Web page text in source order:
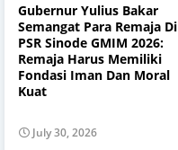
Gubernur Yulius Bakar
Semangat Para Remaja Di
PSR Sinode GMIM 2026:
Remaja Harus Memiliki
Fondasi Iman Dan Moral
Kuat
July 30, 2026